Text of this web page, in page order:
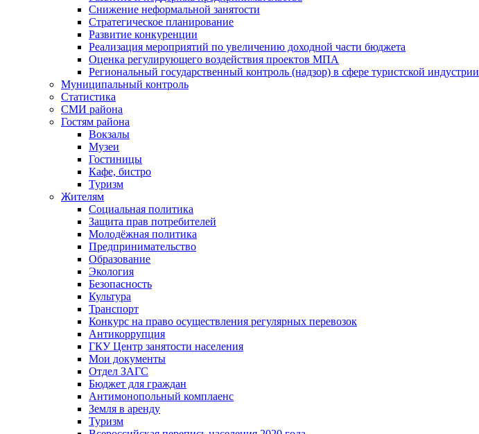
Снижение неформальной занятости
Стратегическое планирование
Развитие конкуренции
Реализация мероприятий по увеличению доходной части бюджета
Оценка регулирующего воздействия проектов МПА
Региональный государственный контроль (надзор) в сфере туристской индустрии
Муниципальный контроль
Статистика
СМИ района
Гостям района
Вокзалы
Музеи
Гостиницы
Кафе, бистро
Туризм
Жителям
Социальная политика
Защита прав потребителей
Молодёжная политика
Предпринимательство
Образование
Экология
Безопасность
Культура
Транспорт
Конкурс на право осуществления регулярных перевозок
Антикоррупция
ГКУ Центр занятости населения
Мои документы
Отдел ЗАГС
Бюджет для граждан
Антимонопольный комплаенс
Земля в аренду
Туризм